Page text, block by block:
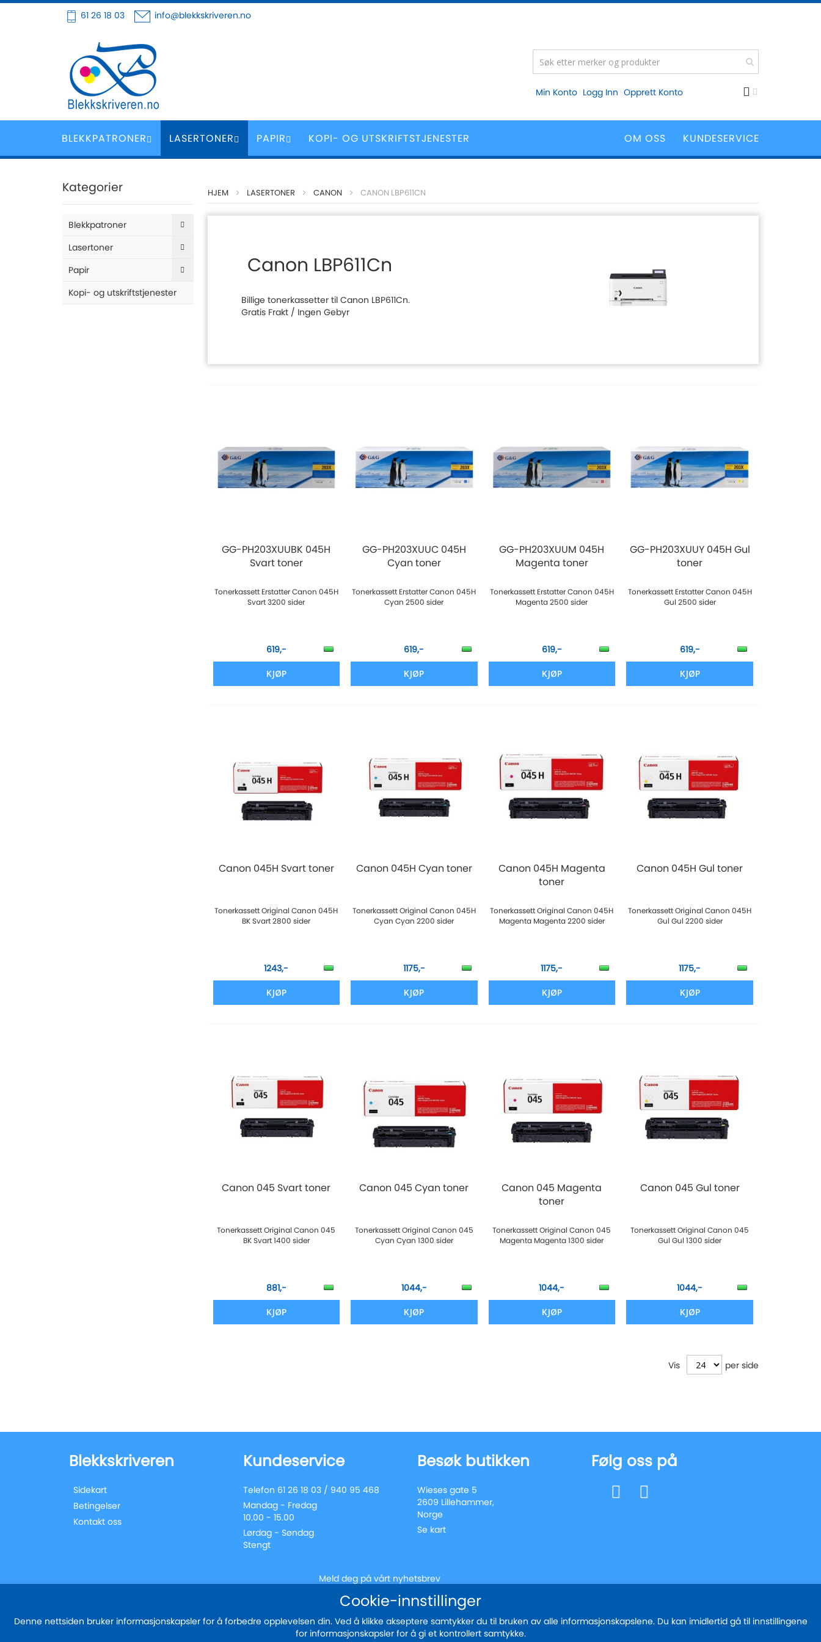
Hoppe
innhold
61 26 18 03 info@blekkskriveren.no
Min Konto Logg Inn Opprett Konto
BLEKKPATRONER LASERTONER PAPIR KOPI- OG UTSKRIFTSTJENESTER KUNDESERVICE
OM OSS
HJEM LASERTONER CANON CANON LBP611CN
Canon LBP611Cn
Billige tonerkassetter til Canon LBP611Cn.
Gratis Frakt / Ingen Gebyr
GG-PH203XUUBK 045H
Svart toner
Tonerkassett Erstatter Canon 045H
Svart 3200 sider
619,-
KJØP
GG-PH203XUUC 045H
Cyan toner
Tonerkassett Erstatter Canon 045H
Cyan 2500 sider
619,-
KJØP
GG-PH203XUUM 045H
Magenta toner
Tonerkassett Erstatter Canon 045H
Magenta 2500 sider
619,-
KJØP
GG-PH203XUUY 045H Gul
toner
Tonerkassett Erstatter Canon 045H
Gul 2500 sider
619,-
KJØP
Canon 045H Svart toner
Tonerkassett Original Canon 045H
BK Svart 2800 sider
1243,-
KJØP
Canon 045H Cyan toner
Tonerkassett Original Canon 045H
Cyan Cyan 2200 sider
1175,-
KJØP
Canon 045H Magenta
toner
Tonerkassett Original Canon 045H
Magenta Magenta 2200 sider
1175,-
KJØP
Canon 045H Gul toner
Tonerkassett Original Canon 045H
Gul Gul 2200 sider
1175,-
KJØP
Canon 045 Svart toner
Tonerkassett Original Canon 045
BK Svart 1400 sider
881,-
KJØP
Canon 045 Cyan toner
Tonerkassett Original Canon 045
Cyan Cyan 1300 sider
1044,-
KJØP
Canon 045 Magenta
toner
Tonerkassett Original Canon 045
Magenta Magenta 1300 sider
1044,-
KJØP
Canon 045 Gul toner
Tonerkassett Original Canon 045
Gul Gul 1300 sider
1044,-
KJØP
Vis per side
Kategorier
Blekkpatroner
Lasertoner
Papir
Kopi- og utskriftstjenester
Blekkskriveren
Sidekart
Betingelser
Kontakt oss
Kundeservice
Telefon 61 26 18 03 / 940 95 468
Mandag - Fredag
10.00 - 15.00
Lørdag - Søndag
Stengt
Besøk butikken
Wieses gate 5
2609 Lillehammer,
Norge
Se kart
Følg oss på
Meld deg på vårt nyhetsbrev
Registrer
for
vårt
Send
Cookie-innstillinger
Denne nettsiden bruker informasjonskapsler for å forbedre opplevelsen din. Ved å klikke akseptere samtykker du til bruken av alle informasjonskapslene. Du kan imidlertid gå til innstillingene
for informasjonskapsler for å gi et kontrollert samtykke.